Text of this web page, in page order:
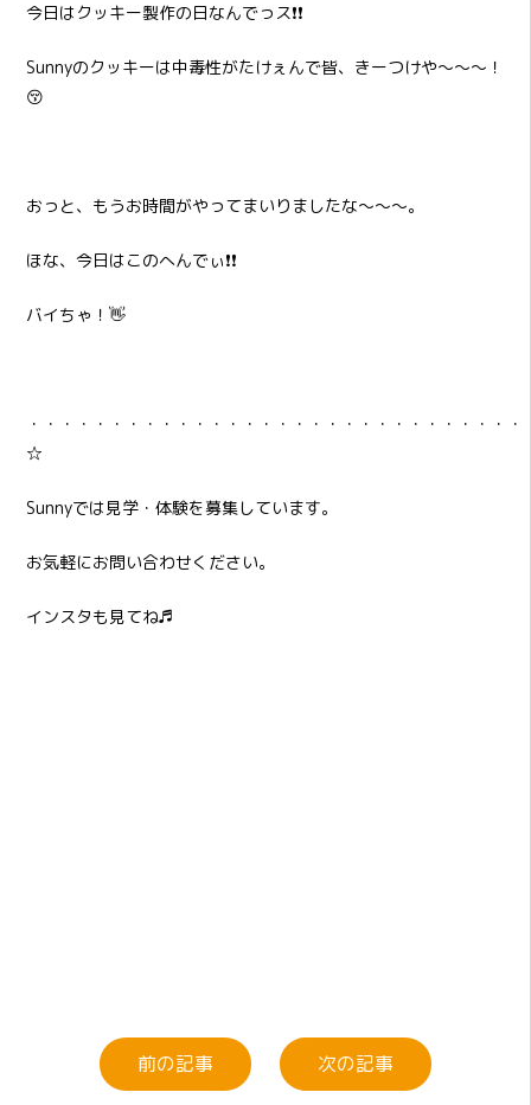
今日はクッキー製作の日なんでっス❗❗
Sunnyのクッキーは中毒性がたけぇんで皆、きーつけや～～～！
😚
おっと、もうお時間がやってまいりましたな～～～。
ほな、今日はこのへんでぃ❗❗
バイちゃ！👋
・・・・・・・・・・・・・・・・・・・・・・・・・・・・・・
☆
Sunnyでは見学・体験を募集しています。
お気軽にお問い合わせください。
インスタも見てね♬
前の記事 次の記事